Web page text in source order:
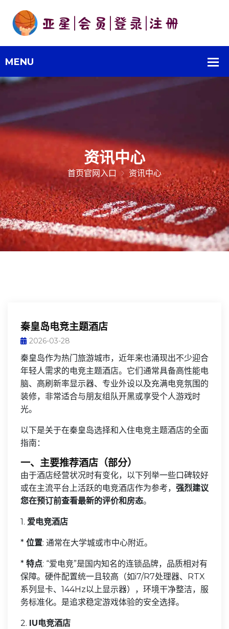
资讯中心
首页官网入口 资讯中心
秦皇岛电竞主题酒店
2026-03-28
秦皇岛作为热门旅游城市，近年来也涌现出不少迎合
年轻人需求的电竞主题酒店。它们通常具备高性能电
脑、高刷新率显示器、专业外设以及充满电竞氛围的
装修，非常适合与朋友组队开黑或享受个人游戏时
光。
以下是关于在秦皇岛选择和入住电竞主题酒店的全面
指南：
一、主要推荐酒店（部分）
由于酒店经营状况时有变化，以下列举一些口碑较好
或在主流平台上活跃的电竞酒店作为参考， 强烈建议
您在预订前查看最新的评价和房态。
1. 爱电竞酒店
* 位置: 通常在大学城或市中心附近。
* 特点: “爱电竞”是国内知名的连锁品牌，品质相对有
保障。硬件配置统一且较高（如i7/R7处理器、RTX
系列显卡、144Hz以上显示器），环境干净整洁，服
务标准化。是追求稳定游戏体验的安全选择。
2. IU电竞酒店